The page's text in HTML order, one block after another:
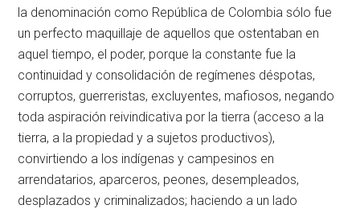
la denominación como República de Colombia sólo fue
un perfecto maquillaje de aquellos que ostentaban en
aquel tiempo, el poder, porque la constante fue la
continuidad y consolidación de regímenes déspotas,
corruptos, guerreristas, excluyentes, mafiosos, negando
toda aspiración reivindicativa por la tierra (acceso a la
tierra, a la propiedad y a sujetos productivos),
convirtiendo a los indígenas y campesinos en
arrendatarios, aparceros, peones, desempleados,
desplazados y criminalizados; haciendo a un lado